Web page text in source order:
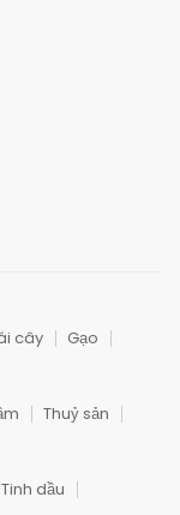
cây
Gạo
Thuỷ sản
Tinh dầu